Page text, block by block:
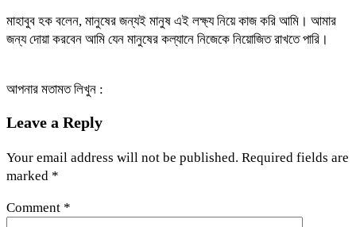
মাহাবুব হক বলেন, মানুষের জন্যই মানুষ এই লক্ষ্য নিয়ে কাজ করি আমি। আমার
জন্য দোয়া করবেন আমি যেন মানুষের কল্যানে নিজেকে নিয়োজিত রাখতে পারি।
আপনার মতামত লিখুন :
Leave a Reply
Your email address will not be published. Required fields are
marked *
Comment *